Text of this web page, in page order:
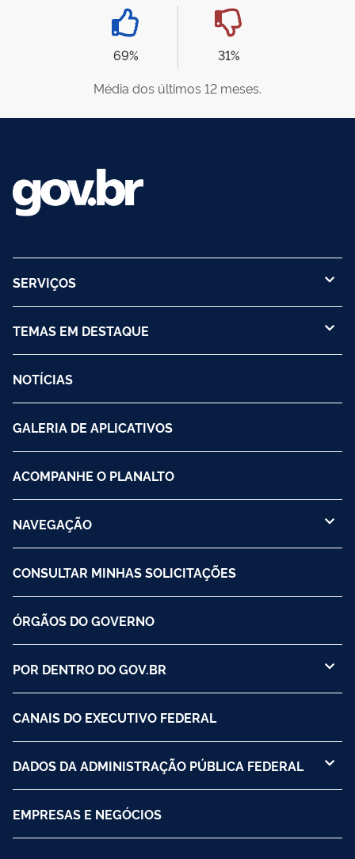
69%
31%
Média dos últimos 12 meses.
SERVIÇOS
TEMAS EM DESTAQUE
NOTÍCIAS
GALERIA DE APLICATIVOS
ACOMPANHE O PLANALTO
NAVEGAÇÃO
CONSULTAR MINHAS SOLICITAÇÕES
ÓRGÃOS DO GOVERNO
POR DENTRO DO GOV.BR
CANAIS DO EXECUTIVO FEDERAL
DADOS DA ADMINISTRAÇÃO PÚBLICA FEDERAL
EMPRESAS E NEGÓCIOS